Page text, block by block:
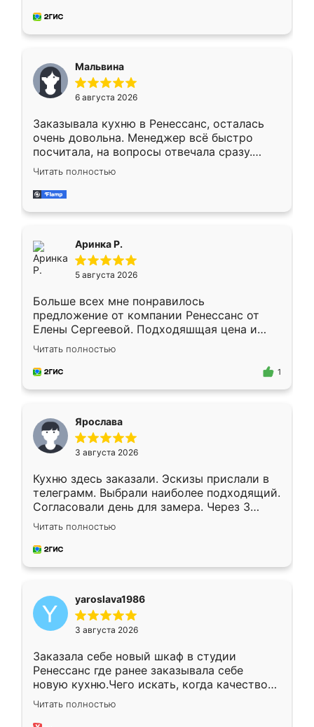
за день, ребята работали аккуратно, даже
Мальвина
6 августа 2026
Заказывала кухню в Ренессанс, осталась
очень довольна. Менеджер всё быстро
посчитала, на вопросы отвечала сразу.
Замерщик приехал в субботу, подошёл к
делу со всей ответственностью. Собрали
за день, ребята работали аккуратно, даже
Читать полностью
Аринка Р.
5 августа 2026
Больше всех мне понравилось
предложение от компании Ренессанс от
Елены Сергеевой. Подходяшщая цена и
короткие сроки изготовления. Приехавший
для замера сотрудник Владислав
предложил по моему эскизу самый
Читать полностью
1
Ярослава
3 августа 2026
Кухню здесь заказали. Эскизы прислали в
телеграмм. Выбрали наиболее подходящий.
Согласовали день для замера. Через 3
недели кухня была уже готова. Остались
довольны работой. Спасибо Ренессанс
мебель за качественную работу!
Читать полностью
yaroslava1986
3 августа 2026
Заказала себе новый шкаф в студии
Ренессанс где ранее заказывала себе
новую кухню.Чего искать, когда качеством
вполне довольна. Служит кухня уже почти
два года, нареканий нет.
Читать полностью